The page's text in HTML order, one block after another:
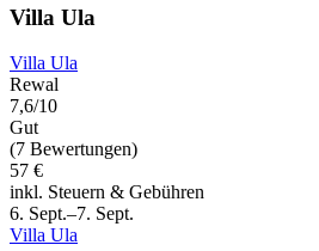
Villa Ula
Villa Ula
Rewal
7,6/10
Gut
(7 Bewertungen)
57 €
inkl. Steuern & Gebühren
6. Sept.–7. Sept.
Villa Ula